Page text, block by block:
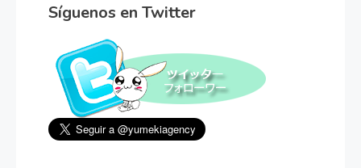
Síguenos en Twitter